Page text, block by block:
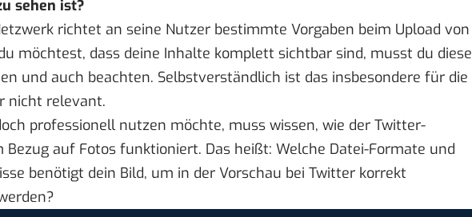
sehen ist?
richtet an seine Nutzer bestimmte Vorgaben beim Upload von
möchtest, dass deine Inhalte komplett sichtbar sind, musst du diese
und auch beachten. Selbstverständlich ist das insbesondere für die
nicht relevant.
professionell nutzen möchte, muss wissen, wie der Twitter-
auf Fotos funktioniert. Das heißt: Welche Datei-Formate und
benötigt dein Bild, um in der Vorschau bei Twitter korrekt